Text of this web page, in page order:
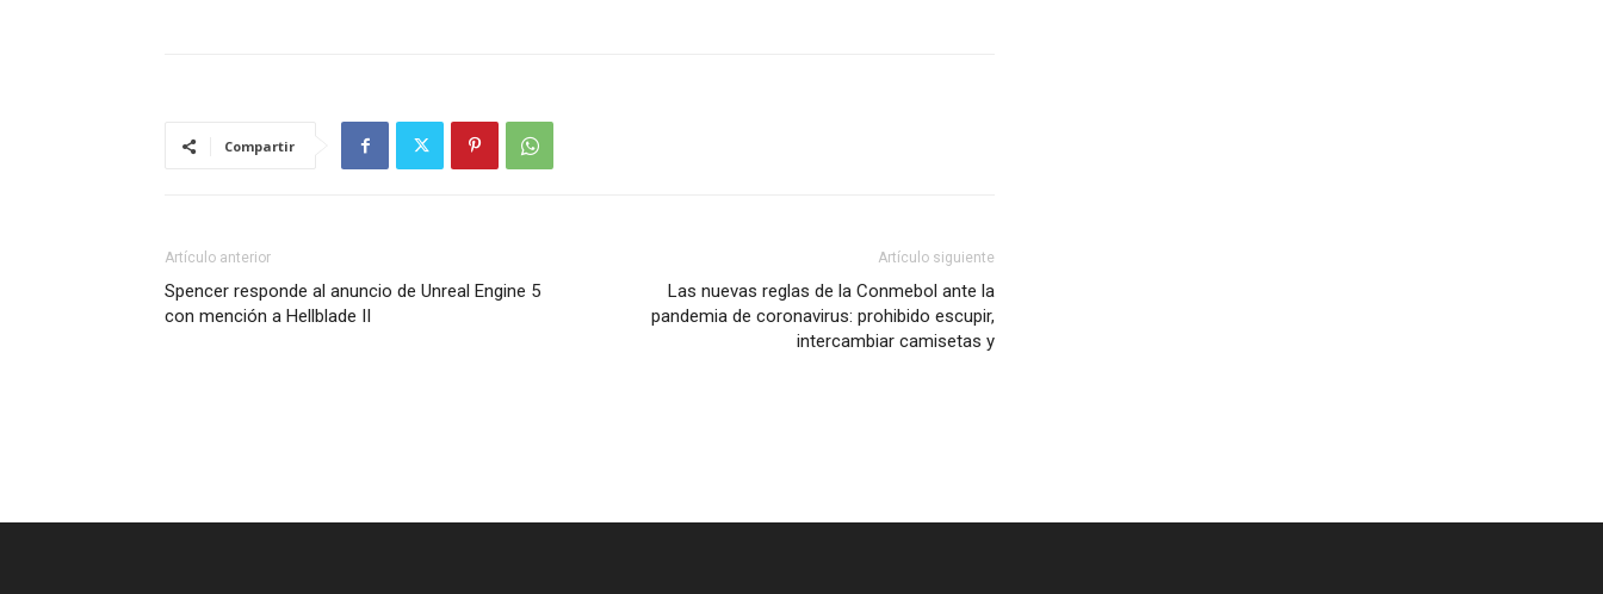
Compartir
Artículo anterior
Spencer responde al anuncio de Unreal Engine 5
con mención a Hellblade II
Artículo siguiente
Las nuevas reglas de la Conmebol ante la
pandemia de coronavirus: prohibido escupir,
intercambiar camisetas y